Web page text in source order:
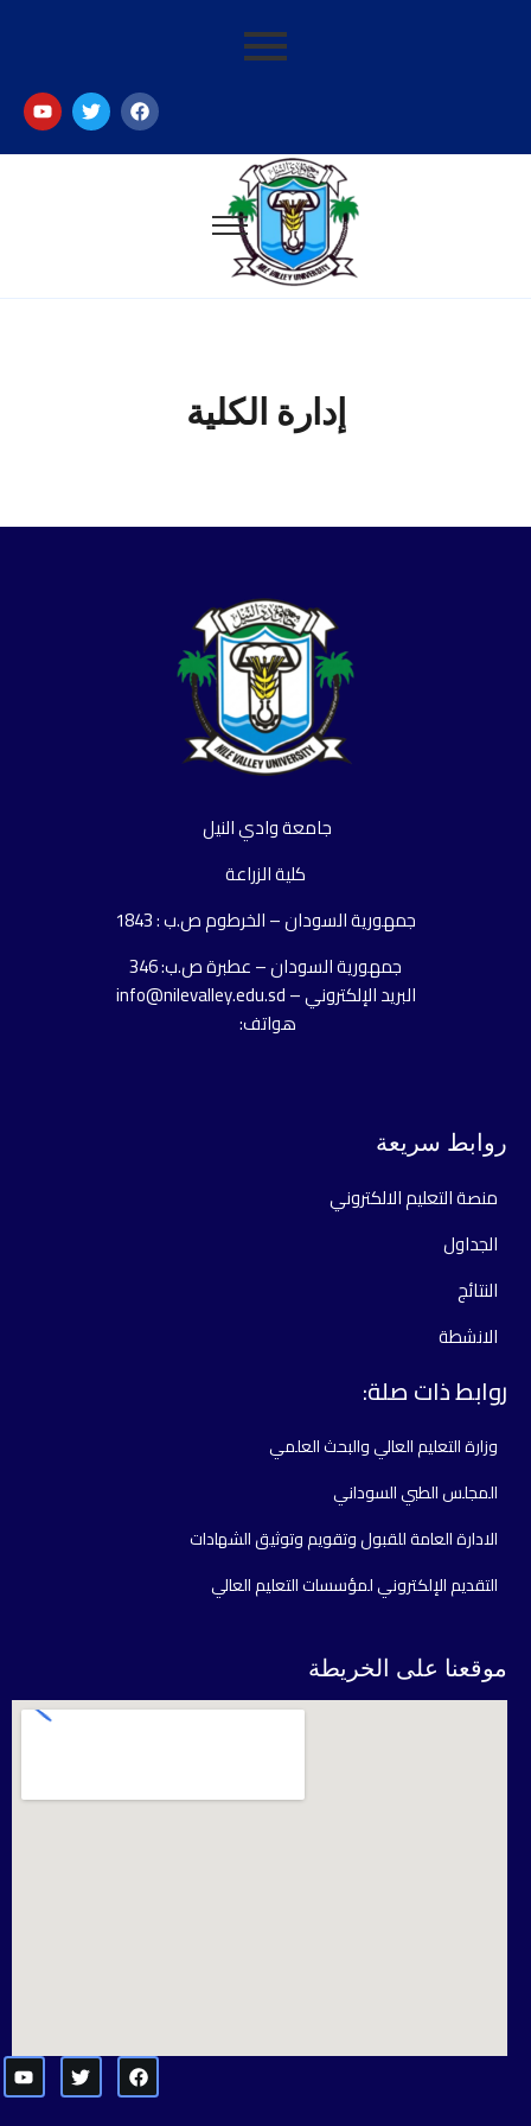
إدارة الكلية
جامعة وادي النيل
كلية الزراعة
جمهورية السودان – الخرطوم ص.ب : 1843
جمهورية السودان – عطبرة ص.ب: 346
البريد الإلكتروني – info@nilevalley.edu.sd
هواتف:
روابط سريعة
منصة التعليم الالكتروني
الجداول
النتائج
الانشطة
روابط ذات صلة:
وزارة التعليم العالي والبحث العلمي
المجلس الطبي السوداني
الادارة العامة للقبول وتقويم وتوثيق الشهادات
التقديم الإلكتروني لمؤسسات التعليم العالي
موقعنا على الخريطة